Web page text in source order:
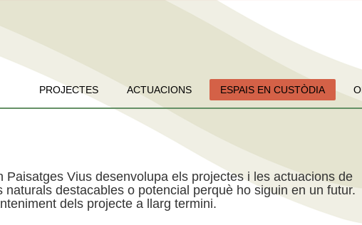
PROJECTES ACTUACIONS ESPAIS EN CUSTÒDIA
Paisatges Vius desenvolupa els projectes i les actuacions de
destacables o potencial perquè ho siguin en un futur.
dels projecte a llarg termini.